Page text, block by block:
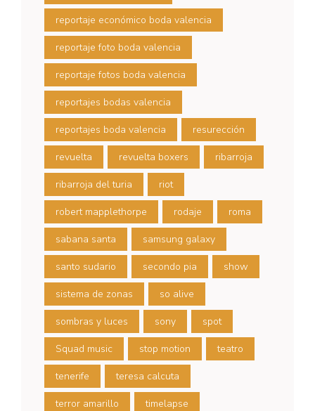
reportaje económico boda valencia
reportaje foto boda valencia
reportaje fotos boda valencia
reportajes bodas valencia
reportajes boda valencia resurección
revuelta revuelta boxers ribarroja
ribarroja del turia riot
robert mapplethorpe rodaje roma
sabana santa samsung galaxy
santo sudario secondo pia show
sistema de zonas so alive
sombras y luces sony spot
Squad music stop motion teatro
tenerife teresa calcuta
terror amarillo timelapse